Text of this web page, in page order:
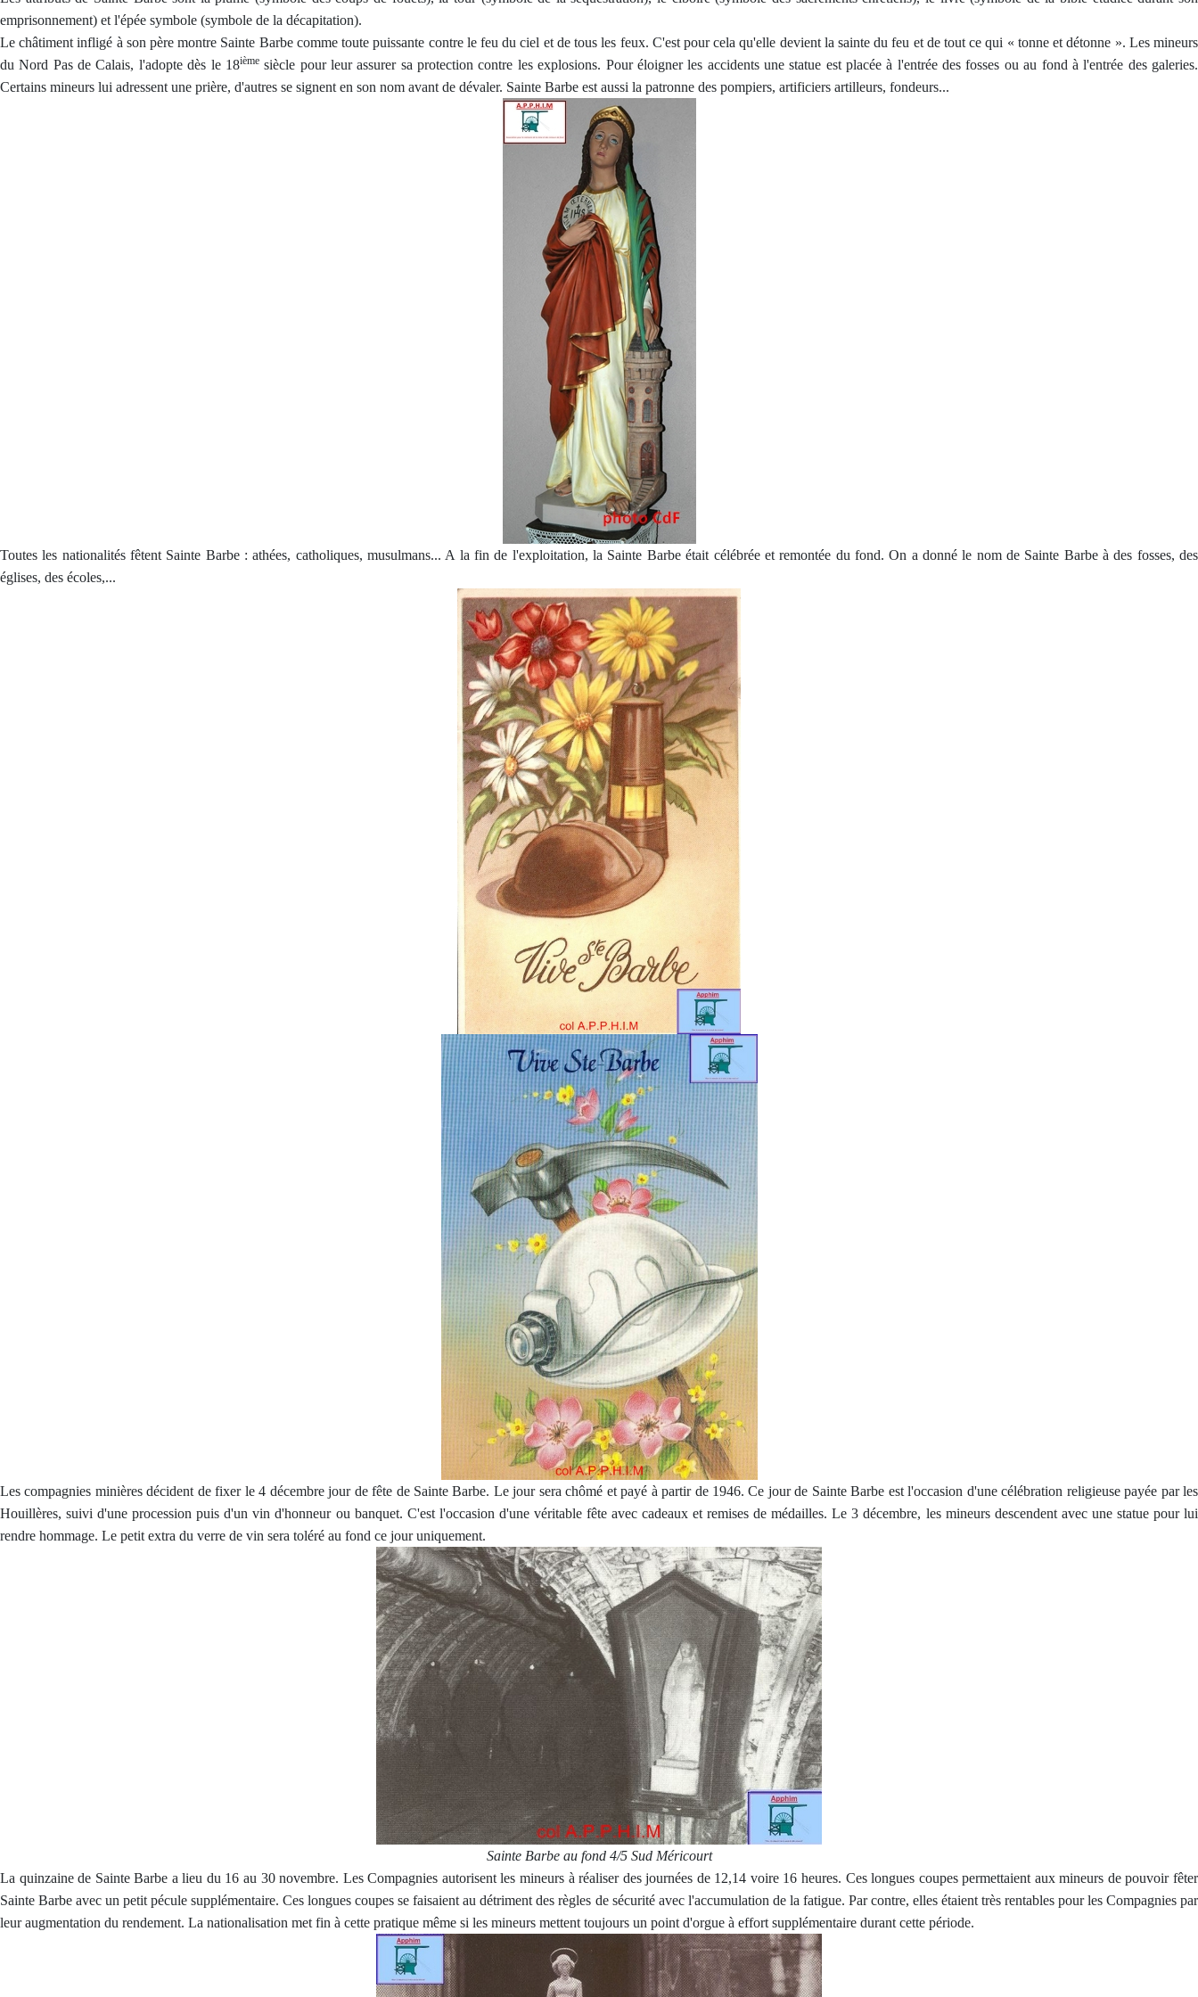
emprisonnement) et l'épée symbole (symbole de la décapitation).
Le châtiment infligé à son père montre Sainte Barbe comme toute puissante contre le feu du ciel et de tous les feux. C'est pour cela qu'elle devient la sainte du feu et de tout ce qui « tonne et détonne ». Les mineurs
du Nord Pas de Calais, l'adopte dès le 18ièmesiècle pour leur assurer sa protection contre les explosions. Pour éloigner les accidents une statue est placée à l'entrée des fosses ou au fond à l'entrée des galeries.
Certains mineurs lui adressent une prière, d'autres se signent en son nom avant de dévaler. Sainte Barbe est aussi la patronne des pompiers, artificiers artilleurs, fondeurs...
Toutes les nationalités fêtent Sainte Barbe : athées, catholiques, musulmans... A la fin de l'exploitation, la Sainte Barbe était célébrée et remontée du fond. On a donné le nom de Sainte Barbe à des fosses, des
églises, des écoles,...
Les compagnies minières décident de fixer le 4 décembre jour de fête de Sainte Barbe. Le jour sera chômé et payé à partir de 1946. Ce jour de Sainte Barbe est l'occasion d'une célébration religieuse payée par les
Houillères, suivi d'une procession puis d'un vin d'honneur ou banquet. C'est l'occasion d'une véritable fête avec cadeaux et remises de médailles. Le 3 décembre, les mineurs descendent avec une statue pour lui
rendre hommage. Le petit extra du verre de vin sera toléré au fond ce jour uniquement.
Sainte Barbe au fond 4/5 Sud Méricourt
La quinzaine de Sainte Barbe a lieu du 16 au 30 novembre. Les Compagnies autorisent les mineurs à réaliser des journées de 12,14 voire 16 heures. Ces longues coupes permettaient aux mineurs de pouvoir fêter
Sainte Barbe avec un petit pécule supplémentaire. Ces longues coupes se faisaient au détriment des règles de sécurité avec l'accumulation de la fatigue. Par contre, elles étaient très rentables pour les Compagnies par
leur augmentation du rendement. La nationalisation met fin à cette pratique même si les mineurs mettent toujours un point d'orgue à effort supplémentaire durant cette période.